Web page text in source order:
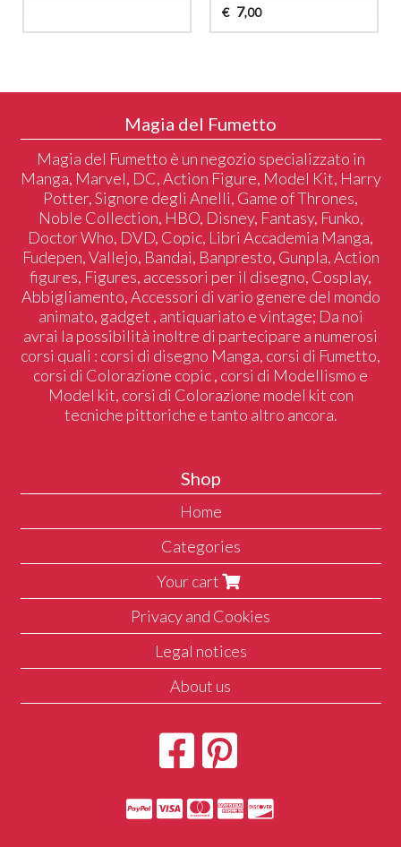
€ 7,00
Magia del Fumetto
Magia del Fumetto è un negozio specializzato in
Manga, Marvel, DC, Action Figure, Model Kit, Harry
Potter, Signore degli Anelli, Game of Thrones,
Noble Collection, HBO, Disney, Fantasy, Funko,
Doctor Who, DVD, Copic, Libri Accademia Manga,
Fudepen, Vallejo, Bandai, Banpresto, Gunpla, Action
figures, Figures, accessori per il disegno, Cosplay,
Abbigliamento, Accessori di vario genere del mondo
animato, gadget , antiquariato e vintage; Da noi
avrai la possibilità inoltre di partecipare a numerosi
corsi quali : corsi di disegno Manga, corsi di Fumetto,
corsi di Colorazione copic , corsi di Modellismo e
Model kit, corsi di Colorazione model kit con
tecniche pittoriche e tanto altro ancora.
Shop
Home
Categories
Your cart
Privacy and Cookies
Legal notices
About us